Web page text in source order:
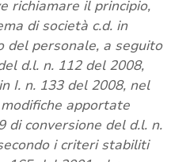
richiamare il principio,
di società c.d. in
del personale, a seguito
d.l. n. 112 del 2008,
I. n. 133 del 2008, nel
apportate
di conversione del d.l. n.
i criteri stabiliti